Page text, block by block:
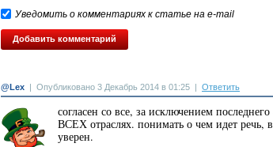
Уведомить о комментариях к статье на e-mail
@Lex Опубликовано 3 Декабрь 2014 в 01:25 Ответить
согласен со все, за исключением
ВСЕХ отраслях. понимать о чем идет речь,
уверен.